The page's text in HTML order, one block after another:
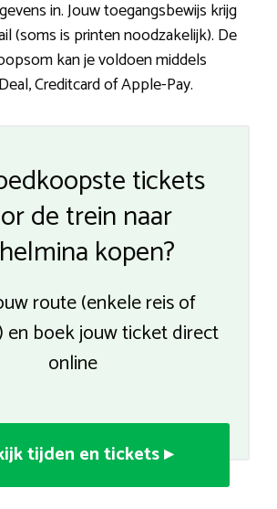
in. Jouw toegangsbewijs krijg
(soms is printen noodzakelijk). De
kan je voldoen middels
Creditcard of Apple-Pay.
tickets
de trein naar
kopen?
route (enkele reis of
en boek jouw ticket direct
online
tijden en tickets ▸